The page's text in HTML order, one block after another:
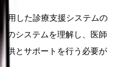
用した診療支援システムの
のシステムを理解し、医師
供とサポートを行う必要が